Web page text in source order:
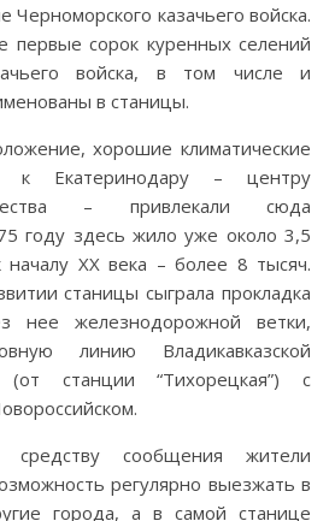
Черноморского казачьего войска.
первые сорок куренных селений
войска, в том числе и
в станицы.
хорошие климатические
к Екатеринодару – центру
– привлекали сюда
году здесь жило уже около 3,5
началу ХХ века – более 8 тысяч.
станицы сыграла прокладка
нее железнодорожной ветки,
линию Владикавказской
станции “Тихорецкая”) с
средству сообщения жители
регулярно выезжать в
города, а в самой станице